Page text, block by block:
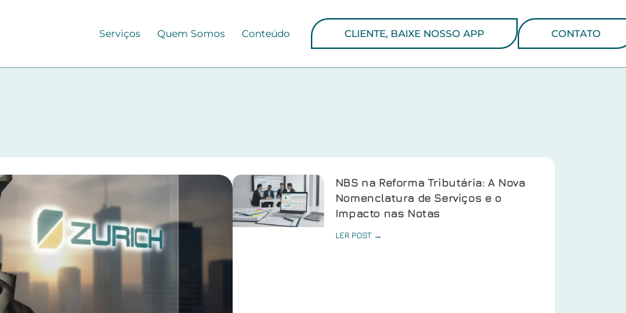
Serviços Quem Somos Conteúdo CLIENTE, BAIXE NOSSO APP CONTATO
NBS na Reforma Tributária: A Nova
Nomenclatura de Serviços e o
Impacto nas Notas
LER POST →